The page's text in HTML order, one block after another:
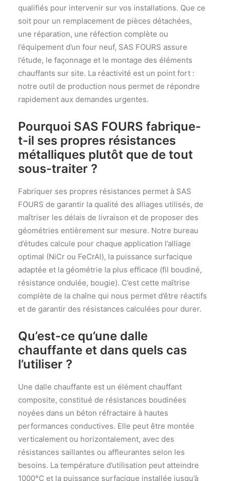
qualifiés pour intervenir sur vos installations. Que ce
soit pour un remplacement de pièces détachées,
une réparation, une réfection complète ou
l’équipement d’un four neuf, SAS FOURS assure
l’étude, le façonnage et le montage des éléments
chauffants sur site. La réactivité est un point fort :
notre outil de production nous permet de répondre
rapidement aux demandes urgentes.
Pourquoi SAS FOURS fabrique-
t-il ses propres résistances
métalliques plutôt que de tout
sous-traiter ?
Fabriquer ses propres résistances permet à SAS
FOURS de garantir la qualité des alliages utilisés, de
maîtriser les délais de livraison et de proposer des
géométries entièrement sur mesure. Notre bureau
d’études calcule pour chaque application l’alliage
optimal (NiCr ou FeCrAl), la puissance surfacique
adaptée et la géométrie la plus efficace (fil boudiné,
résistance ondulée, bougie). C’est cette maîtrise
complète de la chaîne qui nous permet d’être réactifs
et de garantir des résistances calculées pour durer.
Qu’est-ce qu’une dalle
chauffante et dans quels cas
l’utiliser ?
Une dalle chauffante est un élément chauffant
composite, constitué de résistances boudinées
noyées dans un béton réfractaire à hautes
performances conductives. Elle peut être montée
verticalement ou horizontalement, avec des
résistances saillantes ou affleurantes selon les
besoins. La température d’utilisation peut atteindre
1000°C et la puissance surfacique installée jusqu’à